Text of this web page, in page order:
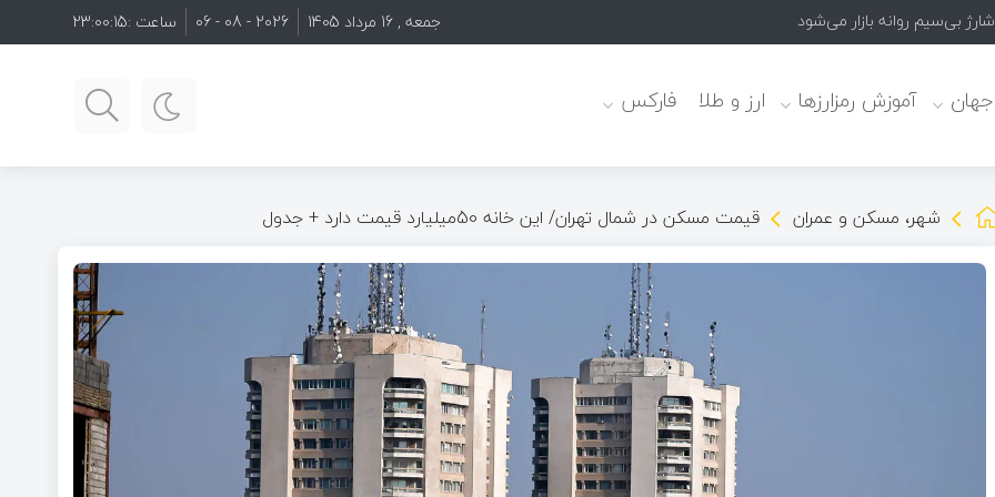
جمعه , 16 مرداد 1405 2026 - 08 - 06 ساعت :23:00:16
جهان آموزش رمزارزها ارز و طلا فارکس
شهر، مسکن و عمران قیمت مسکن در شمال تهران/ این خانه 50میلیارد قیمت دارد + جدول